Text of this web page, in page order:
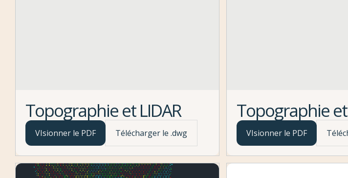
Topographie et LIDAR
VIsionner le PDF Télécharger le .dwg
Topographie et
VIsionner le PDF